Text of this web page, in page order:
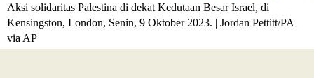
Aksi solidaritas Palestina di dekat Kedutaan Besar Israel, di
Kensingston, London, Senin, 9 Oktober 2023. | Jordan Pettitt/PA
via AP